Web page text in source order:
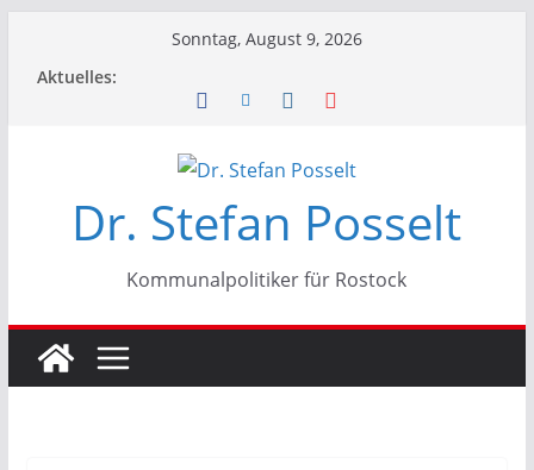
Sonntag, August 9, 2026
Aktuelles:
Dr. Stefan Posselt
Kommunalpolitiker für Rostock